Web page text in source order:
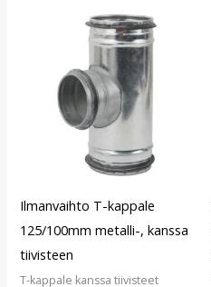
Ilmanvaihto T-kappale
125/100mm metalli-, kanssa
tiivisteen
T-kappale kanssa tiivisteet